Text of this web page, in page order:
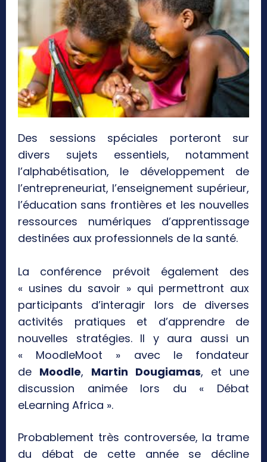
Des sessions spéciales porteront sur
divers sujets essentiels, notamment
l’alphabétisation, le développement de
l’entrepreneuriat, l’enseignement supérieur,
l’éducation sans frontières et les nouvelles
ressources numériques d’apprentissage
destinées aux professionnels de la santé.
La conférence prévoit également des
« usines du savoir » qui permettront aux
participants d’interagir lors de diverses
activités pratiques et d’apprendre de
nouvelles stratégies. Il y aura aussi un
« MoodleMoot » avec le fondateur
de Moodle, Martin Dougiamas, et une
discussion animée lors du « Débat
eLearning Africa ».
Probablement très controversée, la trame
du débat de cette année se décline